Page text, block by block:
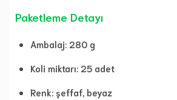
Paketleme Detayı
Ambalaj: 280 g
Koli miktarı: 25 adet
Renk: şeffaf, beyaz